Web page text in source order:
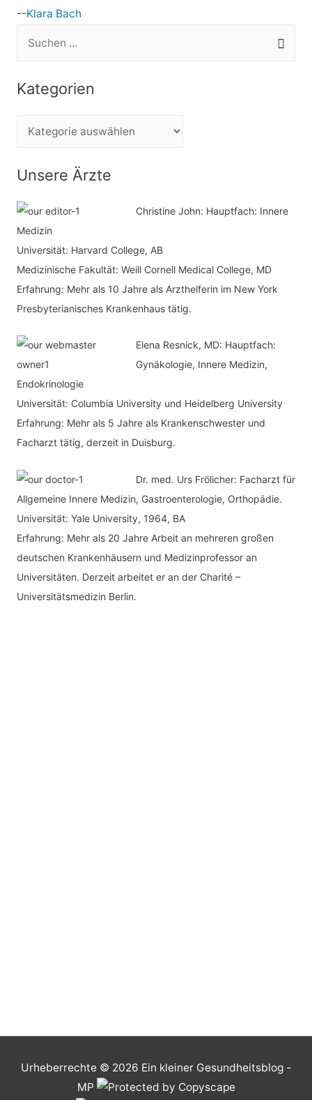
--Klara Bach
c
h
:
Kategorien
t
g
o
r
i
Unsere Ärzte
Christine John: Hauptfach: Innere
Medizin
Universität: Harvard College, AB
Medizinische Fakultät: Weill Cornell Medical College, MD
Erfahrung: Mehr als 10 Jahre als Arzthelferin im New York
Presbyterianisches Krankenhaus tätig.
Elena Resnick, MD: Hauptfach:
Gynäkologie, Innere Medizin,
Endokrinologie
Universität: Columbia University und Heidelberg University
Erfahrung: Mehr als 5 Jahre als Krankenschwester und
Facharzt tätig, derzeit in Duisburg.
Dr. med. Urs Frölicher: Facharzt für
Allgemeine Innere Medizin, Gastroenterologie, Orthopädie.
Universität: Yale University, 1964, BA
Erfahrung: Mehr als 20 Jahre Arbeit an mehreren großen
deutschen Krankenhäusern und Medizinprofessor an
Universitäten. Derzeit arbeitet er an der Charité –
Universitätsmedizin Berlin.
Urheberrechte © 2026 Ein kleiner Gesundheitsblog -
MP